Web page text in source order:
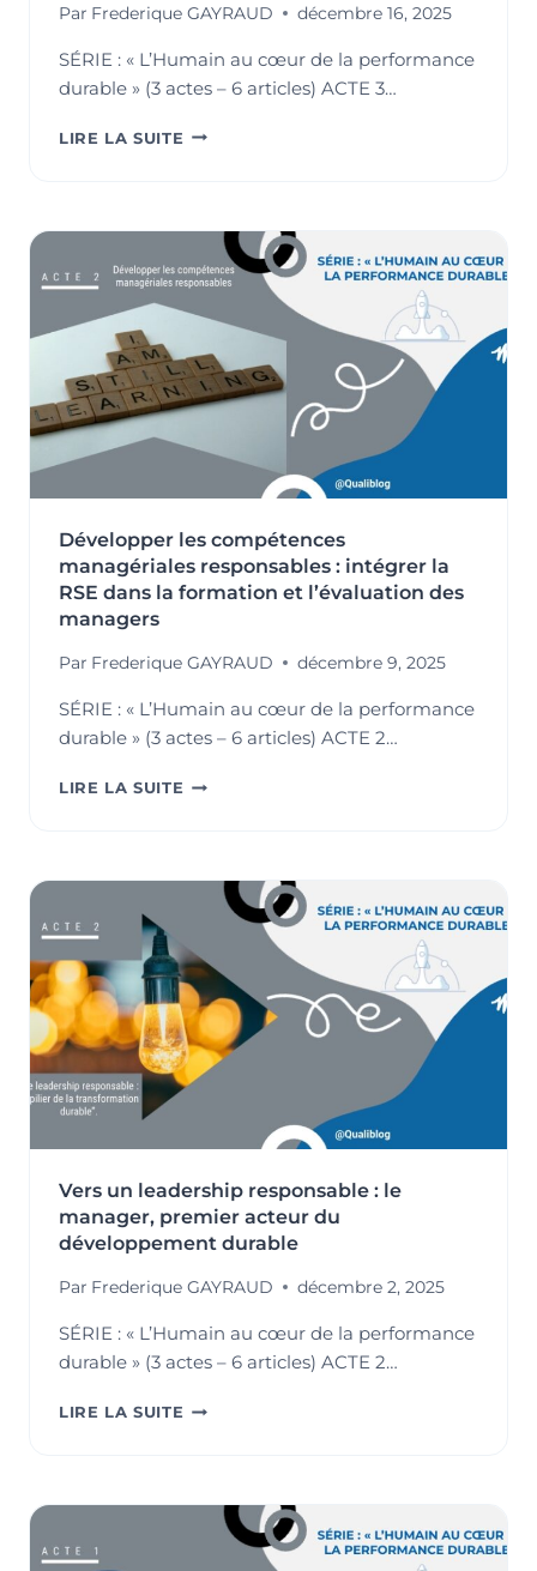
Par Frederique GAYRAUD décembre 16, 2025
SÉRIE : « L’Humain au cœur de la performance
durable » (3 actes – 6 articles) ACTE 3…
LIRE LA SUITE DU
BIEN-
FAIRE
:
QVCT,
DE
PERFORMANCE
Développer les compétences
managériales responsables : intégrer la
RSE dans la formation et l’évaluation des
managers
Par Frederique GAYRAUD décembre 9, 2025
SÉRIE : « L’Humain au cœur de la performance
durable » (3 actes – 6 articles) ACTE 2…
LIRE LA SUITE DÉVELOPPER
RESPONSABLES
INTÉGRER
LA
RSE
DANS
LA
FORMATION
ET
L’ÉVALUATION
MANAGERS
Vers un leadership responsable : le
manager, premier acteur du
développement durable
Par Frederique GAYRAUD décembre 2, 2025
SÉRIE : « L’Humain au cœur de la performance
durable » (3 actes – 6 articles) ACTE 2…
LIRE LA SUITE VERS
:
MANAGER,